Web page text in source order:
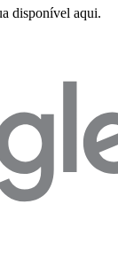
disponível aqui.